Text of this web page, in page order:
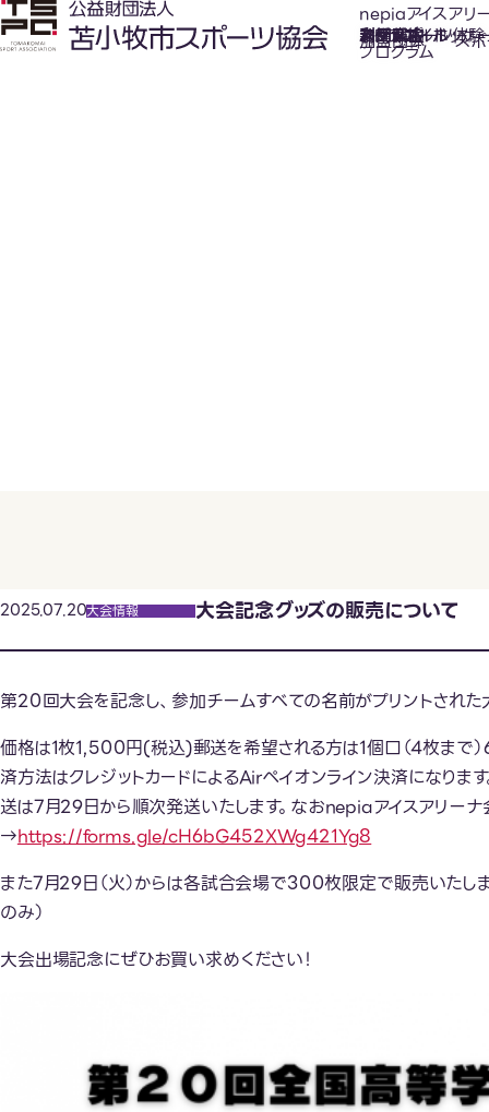
nepiaアイスアリ
氷上スポーツ体験
プログラム
お知らせ
スケジュール
フロアガイド
利用案内
利用料金
カジュアルホッケ
アクセス
加盟団体 ス
大会記念グッズの販売について
2025.07.20大会情報
第20回大会を記念し、参加チームすべての名前がプリントされた
価格は1枚1,500円(税込)郵送を希望される方は1個口（4枚まで）
済方法はクレジットカードによるAirペイオンライン決済になり
送は7月29日から順次発送いたします。なおnepiaアイスアリー
→https://forms.gle/cH6bG452XWg421Yg8
また7月29日（火）からは各試合会場で300枚限定で販売いたし
のみ）
大会出場記念にぜひお買い求めください！